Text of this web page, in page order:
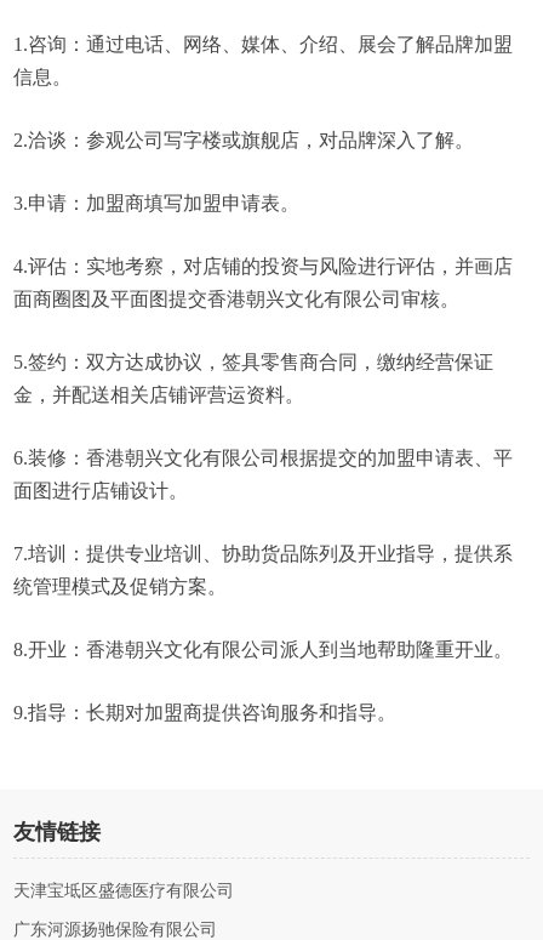
1.咨询：通过电话、网络、媒体、介绍、展会了解品牌加盟
信息。
2.洽谈：参观公司写字楼或旗舰店，对品牌深入了解。
3.申请：加盟商填写加盟申请表。
4.评估：实地考察，对店铺的投资与风险进行评估，并画店
面商圈图及平面图提交香港朝兴文化有限公司审核。
5.签约：双方达成协议，签具零售商合同，缴纳经营保证
金，并配送相关店铺评营运资料。
6.装修：香港朝兴文化有限公司根据提交的加盟申请表、平
面图进行店铺设计。
7.培训：提供专业培训、协助货品陈列及开业指导，提供系
统管理模式及促销方案。
8.开业：香港朝兴文化有限公司派人到当地帮助隆重开业。
9.指导：长期对加盟商提供咨询服务和指导。
友情链接
天津宝坻区盛德医疗有限公司
广东河源扬驰保险有限公司